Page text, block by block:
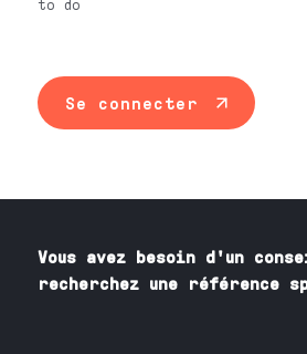
to do
Se connecter
Vous avez besoin d'un
recherchez une référence